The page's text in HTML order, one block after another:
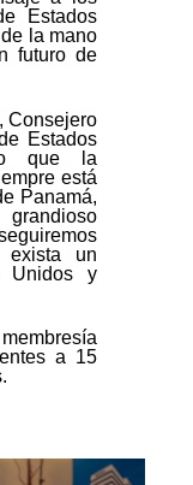
Estados
la mano
futuro de
Consejero
Estados
que la
está
Panamá,
exista un
Unidos y
a 15